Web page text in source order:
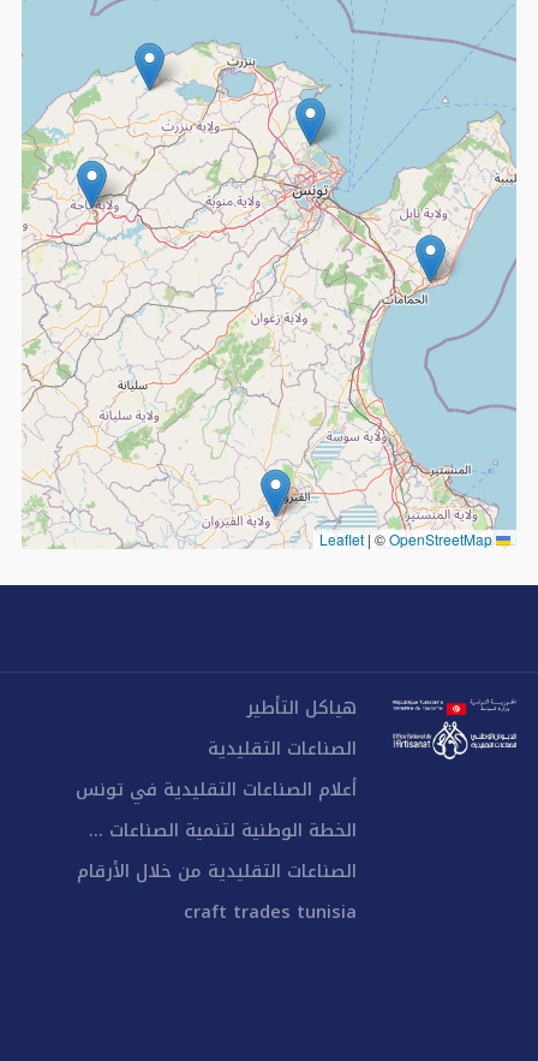
Leaflet
| ©OpenStreetMap
هياكل التأطير
الصناعات التقليدية
أعلام الصناعات التقليدية في تونس
الخطة الوطنية لتنمية الصناعات ...
الصناعات التقليدية من خلال الأرقام
craft trades tunisia